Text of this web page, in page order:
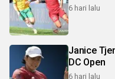
6 hari lalu
Janice
DC Open
6 hari lalu